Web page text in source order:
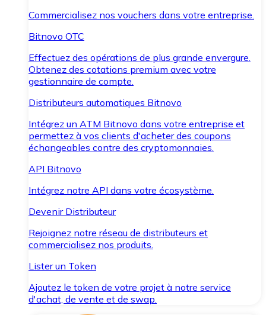
Commercialisez nos vouchers dans votre entreprise.
Bitnovo OTC
Effectuez des opérations de plus grande envergure.
Obtenez des cotations premium avec votre
gestionnaire de compte.
Distributeurs automatiques Bitnovo
Intégrez un ATM Bitnovo dans votre entreprise et
permettez à vos clients d'acheter des coupons
échangeables contre des cryptomonnaies.
API Bitnovo
Intégrez notre API dans votre écosystème.
Devenir Distributeur
Rejoignez notre réseau de distributeurs et
commercialisez nos produits.
Lister un Token
Ajoutez le token de votre projet à notre service
d'achat, de vente et de swap.